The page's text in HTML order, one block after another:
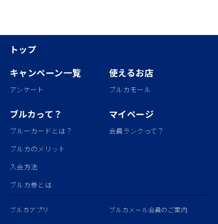
トップ
キャンペーン一覧
アンケート
使えるお店
ブルカモール
ブルカって？
ブルーカードとは？
ブルカのメリット
入会方法
ブルカ券とは
マイページ
会員ランクって？
ブルカアプリ ブルカメール会員のご案内